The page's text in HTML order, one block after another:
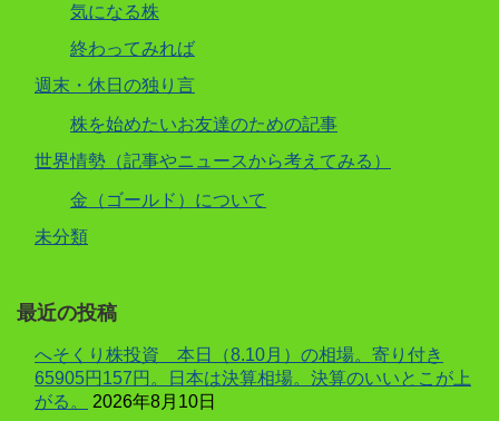
気になる株
終わってみれば
週末・休日の独り言
株を始めたいお友達のための記事
世界情勢（記事やニュースから考えてみる）
金（ゴールド）について
未分類
最近の投稿
へそくり株投資 本日（8.10月）の相場。寄り付き
65905円157円。日本は決算相場。決算のいいとこが上
がる。
2026年8月10日